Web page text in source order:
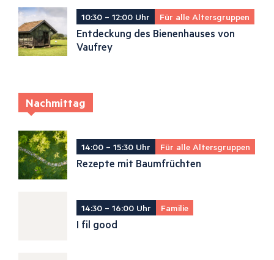
10:30 – 12:00 Uhr Für alle Altersgruppen
Entdeckung des Bienenhauses von
Vaufrey
Nachmittag
14:00 – 15:30 Uhr Für alle Altersgruppen
Rezepte mit Baumfrüchten
14:30 – 16:00 Uhr Familie
I fil good